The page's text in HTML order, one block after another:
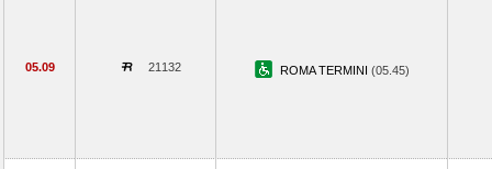
05.09 21132 ROMA TERMINI (05.45)